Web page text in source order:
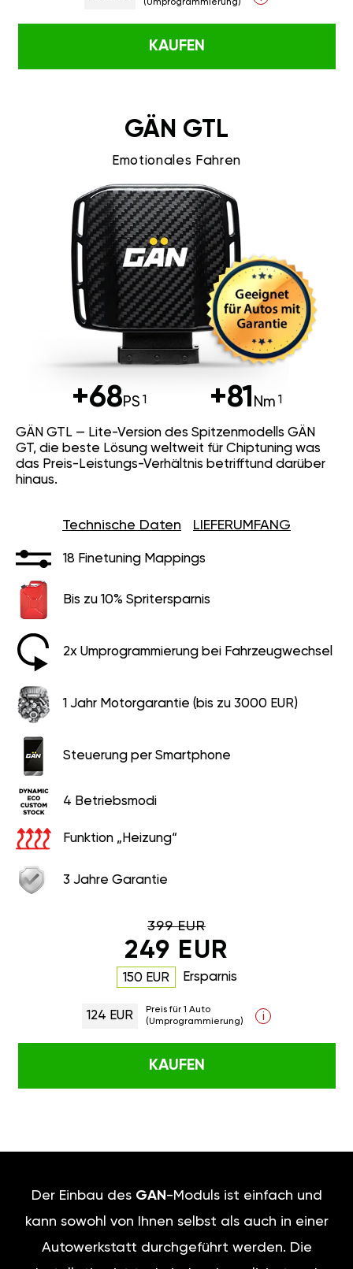
(Umprogrammierung)
KAUFEN
GÄN GTL
Emotionales Fahren
+68PS +81 Nm
GÄN GTL — Lite-Version des Spitzenmodells GÄN
GT, die beste Lösung weltweit für Chiptuning was
das Preis-Leistungs-Verhältnis betrifftund darüber
hinaus.
Technische Daten LIEFERUMFANG
18 Finetuning Mappings
Bis zu 10% Spritersparnis
2x Umprogrammierung bei Fahrzeugwechsel
1 Jahr Motorgarantie (bis zu 3000 EUR)
Steuerung per Smartphone
4 Betriebsmodi
Funktion „Heizung“
3 Jahre Garantie
399 EUR
249 EUR
150 EUR Ersparnis
124 EUR
Preis für 1 Auto
(Umprogrammierung)
i
KAUFEN
Der Einbau des GAN -Moduls ist einfach und
kann sowohl von Ihnen selbst als auch in einer
Autowerkstatt durchgeführt werden. Die